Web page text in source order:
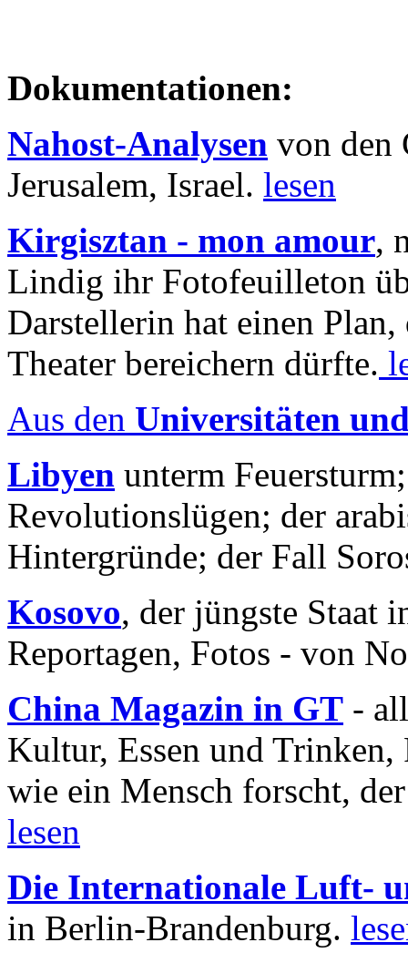
Dokumentationen:
Nahost-Analysen von den
Jerusalem, Israel. lesen
Kirgisztan - mon amour,
Lindig ihr Fotofeuilleton
Darstellerin hat einen Plan,
Theater bereichern dürfte.
Aus den Universitäten
Libyen unterm
Revolutionslügen; der
Hintergründe; der Fall
Kosovo, der jüngste Staat
Reportagen, Fotos - von
China Magazin in GT -
Kultur, Essen und
wie ein Mensch forscht,
lesen
Die Internationale Luft-
in Berlin-Brandenburg.